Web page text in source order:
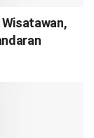
Wisatawan,